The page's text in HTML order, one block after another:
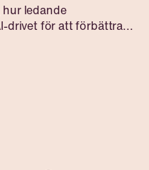
ledande
drivet för att förbättra...